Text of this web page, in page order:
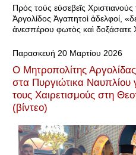
Πρός τούς εὐσεβεῖς
Ἀργολίδος Ἀγαπητοὶ ἀδελφοί,
ἀνεσπέρου φωτὸς καὶ δοξάσατε
Παρασκευή 20 Μαρτίου 2026
Ο Μητροπολίτης Αργολίδας
στα Πυργιώτικα Ναυπλίου
τους Χαιρετισμούς στη
(βίντεο)